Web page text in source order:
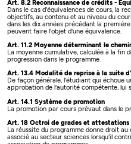
Art. 8.2 Reconnaissance de crédits -
Dans le cas d'équivalences de cours, la
objectifs, au contenu et au niveau du
dans les dix années précédant la
peuvent faire l'objet d'une équivalence.
Art. 11.2 Moyenne déterminant le
La moyenne cumulative, calculée à la fin
progression dans le programme.
Art. 13.4 Modalité de reprise à la suite
De façon générale, l'étudiant qui échoue
approbation de l'autorité compétente, lui
Art. 14.1 Système de promotion
La promotion par cours prévaut dans le
Art. 18 Octroi de grades et attestations
La réussite du programme donne droit
associé au secteur sciences lorsqu'il